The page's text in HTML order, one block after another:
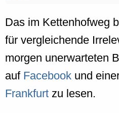
Das im Kettenhofweg
für vergleichende
morgen unerwarteten
auf Facebook und
Frankfurt zu lesen.